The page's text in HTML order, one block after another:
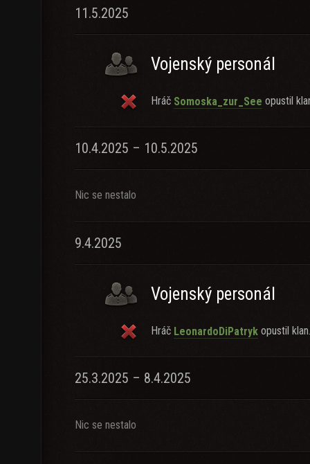
11.5.2025
Vojenský personál
Hráč Somoska_zur_See opustil
10.4.2025 – 10.5.2025
Nic se nestalo
9.4.2025
Vojenský personál
Hráč LeonardoDiPatryk opustil klan.
25.3.2025 – 8.4.2025
Nic se nestalo